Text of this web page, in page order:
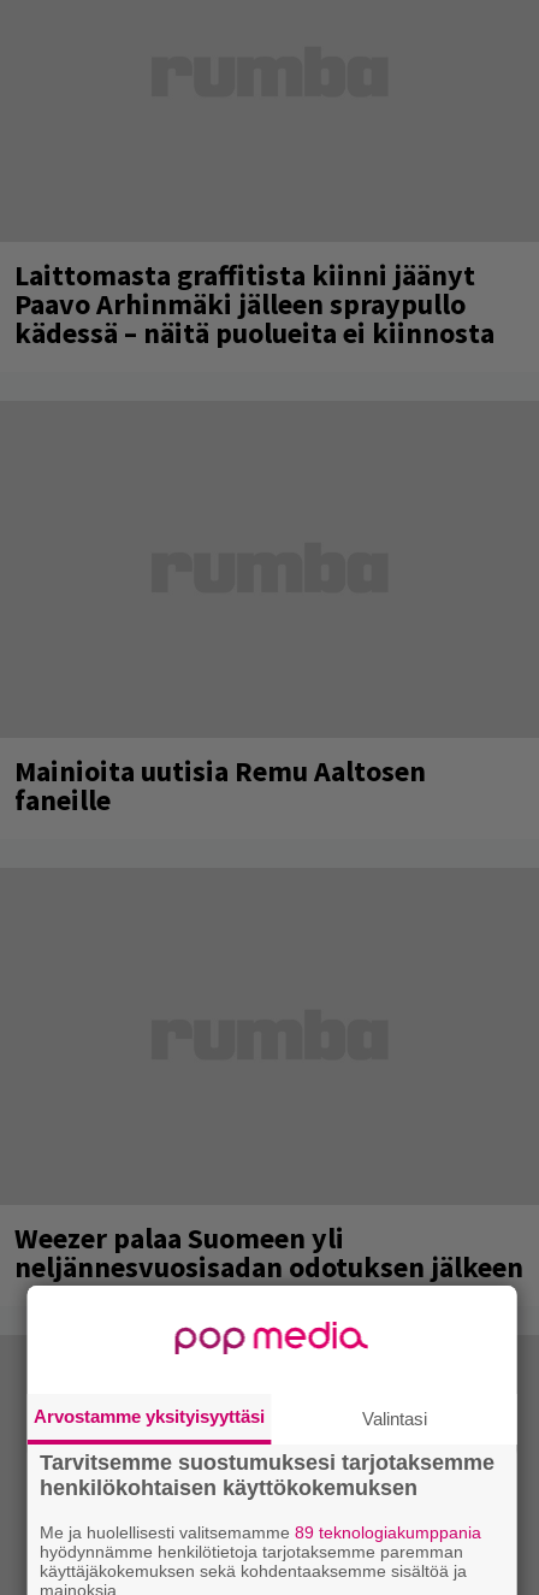
Laittomasta graffitista kiinni jäänyt
Paavo Arhinmäki jälleen spraypullo
kädessä – näitä puolueita ei kiinnosta
Mainioita uutisia Remu Aaltosen
faneille
Weezer palaa Suomeen yli
neljännesvuosisadan odotuksen jälkeen
Arvostamme yksityisyyttäsi Valintasi
Tarvitsemme suostumuksesi tarjotaksemme
henkilökohtaisen käyttökokemuksen
Me ja huolellisesti valitsemamme 89 teknologiakumppania
hyödynnämme henkilötietoja tarjotaksemme paremman
käyttäjäkokemuksen sekä kohdentaaksemme sisältöä ja
mainoksia.